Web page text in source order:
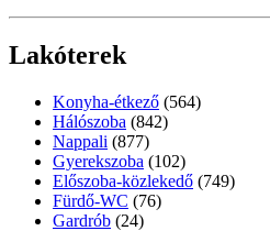
Lakóterek
Konyha-étkező (564)
Hálószoba (842)
Nappali (877)
Gyerekszoba (102)
Előszoba-közlekedő (749)
Fürdő-WC (76)
Gardrób (24)